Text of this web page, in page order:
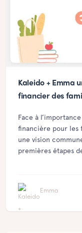
Kaleido + Emma
financier des
Face à
financière pour les
une vision
premières étapes
Emma